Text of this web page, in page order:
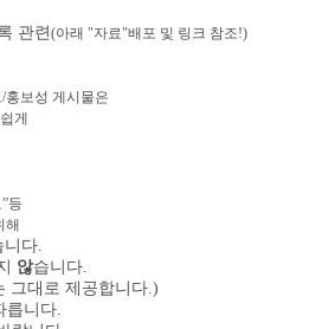
관련(아래 "자료"배포 및 링크 참조!)
홍보성 게시물은
게
등
해
니다.
않습니다.
그대로 제공합니다.)
릅니다.